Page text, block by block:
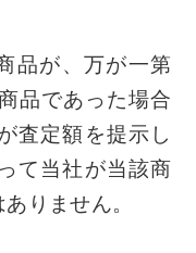
品が、万が一第
品であった場合
査定額を提示し
て当社が当該商
りません。